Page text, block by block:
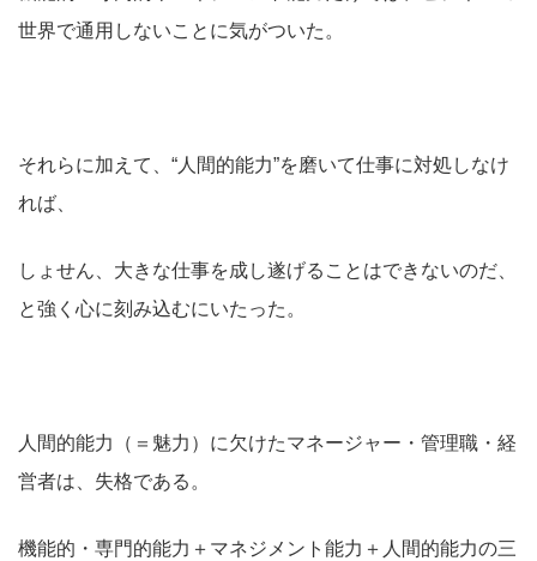
世界で通用しないことに気がついた。
それらに加えて、“人間的能力”を磨いて仕事に対処しなけ
れば、
しょせん、大きな仕事を成し遂げることはできないのだ、
と強く心に刻み込むにいたった。
人間的能力（＝魅力）に欠けたマネージャー・管理職・経
営者は、失格である。
機能的・専門的能力＋マネジメント能力＋人間的能力の三